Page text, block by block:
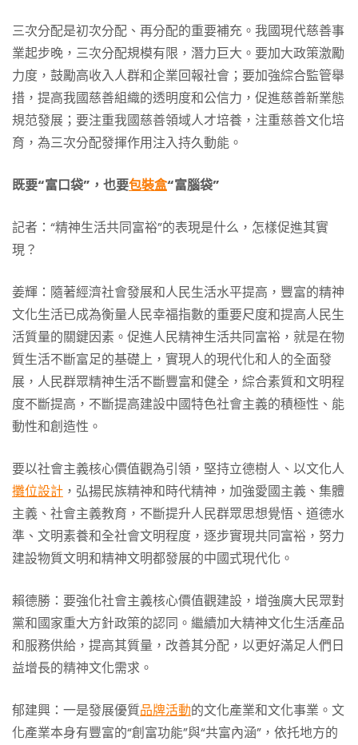
三次分配是初次分配、再分配的重要補充。我國現代慈善事
業起步晚，三次分配規模有限，潛力巨大。要加大政策激勵
力度，鼓勵高收入人群和企業回報社會；要加強綜合監管舉
措，提高我國慈善組織的透明度和公信力，促進慈善新業態
規范發展；要注重我國慈善領域人才培養，注重慈善文化培
育，為三次分配發揮作用注入持久動能。
既要“富口袋”，也要包裝盒“富腦袋”
記者：“精神生活共同富裕”的表現是什么，怎樣促進其實
現？
姜輝：隨著經濟社會發展和人民生活水平提高，豐富的精神
文化生活已成為衡量人民幸福指數的重要尺度和提高人民生
活質量的關鍵因素。促進人民精神生活共同富裕，就是在物
質生活不斷富足的基礎上，實現人的現代化和人的全面發
展，人民群眾精神生活不斷豐富和健全，綜合素質和文明程
度不斷提高，不斷提高建設中國特色社會主義的積極性、能
動性和創造性。
要以社會主義核心價值觀為引領，堅持立德樹人、以文化人
攤位設計 ，弘揚民族精神和時代精神，加強愛國主義、集體
主義、社會主義教育，不斷提升人民群眾思想覺悟、道德水
準、文明素養和全社會文明程度，逐步實現共同富裕，努力
建設物質文明和精神文明都發展的中國式現代化。
賴德勝：要強化社會主義核心價值觀建設，增強廣大民眾對
黨和國家重大方針政策的認同。繼續加大精神文化生活產品
和服務供給，提高其質量，改善其分配，以更好滿足人們日
益增長的精神文化需求。
郁建興：一是發展優質品牌活動的文化產業和文化事業。文
化產業本身有豐富的“創富功能”與“共富內涵”，依托地方的